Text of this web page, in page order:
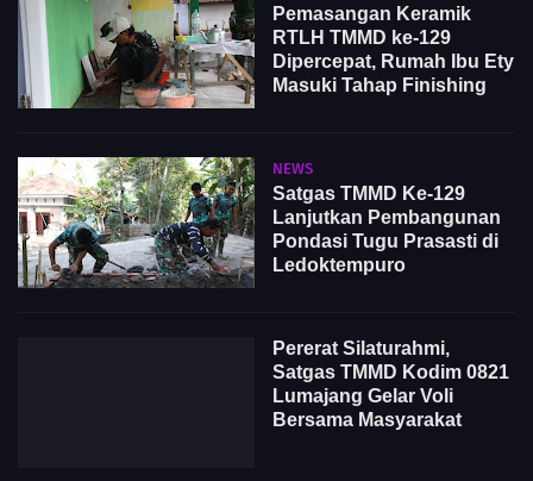
Pemasangan Keramik
RTLH TMMD ke-129
Dipercepat, Rumah Ibu Ety
Masuki Tahap Finishing
NEWS
Satgas TMMD Ke-129
Lanjutkan Pembangunan
Pondasi Tugu Prasasti di
Ledoktempuro
Pererat Silaturahmi,
Satgas TMMD Kodim 0821
Lumajang Gelar Voli
Bersama Masyarakat